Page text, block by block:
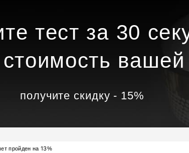
тест за 30
стоимость
получите скидку - 15%
пройден на13%